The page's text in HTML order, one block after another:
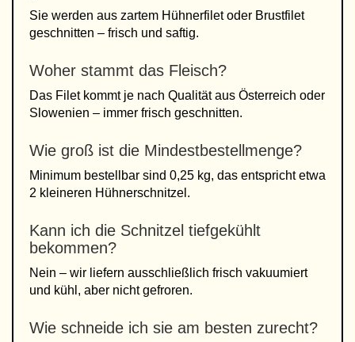
Sie werden aus zartem Hühnerfilet oder Brustfilet
geschnitten – frisch und saftig.
Woher stammt das Fleisch?
Das Filet kommt je nach Qualität aus Österreich oder
Slowenien – immer frisch geschnitten.
Wie groß ist die Mindestbestellmenge?
Minimum bestellbar sind 0,25 kg, das entspricht etwa
2 kleineren Hühnerschnitzel.
Kann ich die Schnitzel tiefgekühlt
bekommen?
Nein – wir liefern ausschließlich frisch vakuumiert
und kühl, aber nicht gefroren.
Wie schneide ich sie am besten zurecht?